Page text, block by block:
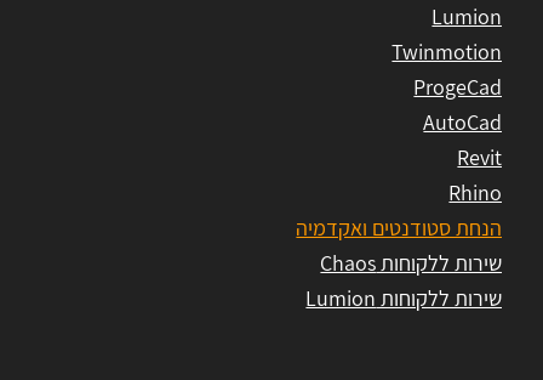
Lumion
Twinmotion
ProgeCad
AutoCad
Revit
Rhino
הנחת סטודנטים ואקדמיה
שירות ללקוחות Chaos
שירות ללקוחות Lumion